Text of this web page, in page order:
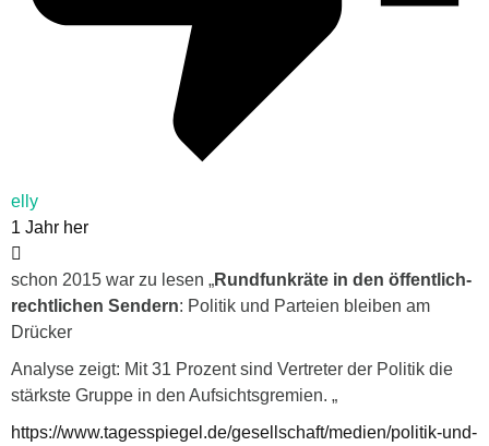
elly
1 Jahr her
schon 2015 war zu lesen „Rundfunkräte in den öffentlich-
rechtlichen Sendern: Politik und Parteien bleiben am
Drücker
Analyse zeigt: Mit 31 Prozent sind Vertreter der Politik die
stärkste Gruppe in den Aufsichtsgremien. „
https://www.tagesspiegel.de/gesellschaft/medien/politik-und-